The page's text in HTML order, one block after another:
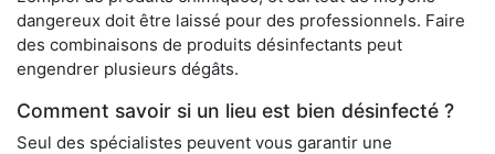
dangereux doit être laissé pour des professionnels. Faire
des combinaisons de produits désinfectants peut
engendrer plusieurs dégâts.
Comment savoir si un lieu est bien désinfecté ?
Seul des spécialistes peuvent vous garantir une